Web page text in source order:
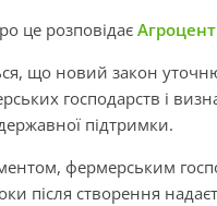
це розповідає
що новий закон
господарств і
підтримки.
фермерським
після створення